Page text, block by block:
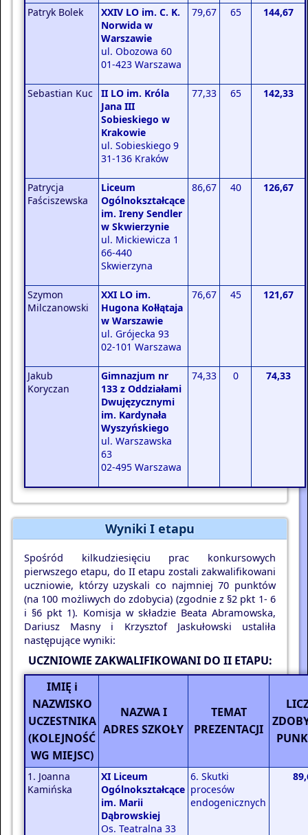
Patryk Bolek
XXIV LO im. C. K.
Norwida w
Warszawie
ul. Obozowa 60
01-423 Warszawa
79,67 65 144,67
Sebastian Kuc
II LO im. Króla
Jana III
Sobieskiego w
Krakowie
ul. Sobieskiego 9
31-136 Kraków
77,33 65 142,33
Patrycja
Faściszewska
Liceum
Ogólnokształcące
im. Ireny Sendler
w Skwierzynie
ul. Mickiewicza 1
66-440
Skwierzyna
86,67 40 126,67
Szymon
Milczanowski
XXI LO im.
Hugona Kołłątaja
w Warszawie
ul. Grójecka 93
02-101 Warszawa
76,67 45 121,67
Jakub
Koryczan
Gimnazjum nr
133 z Oddziałami
Dwujęzycznymi
im. Kardynała
Wyszyńskiego
ul. Warszawska
63
02-495 Warszawa
74,33 0 74,33
Wyniki I etapu
Spośród kilkudziesięciu prac konkursowych
pierwszego etapu, do II etapu zostali zakwalifikowani
uczniowie, którzy uzyskali co najmniej 70 punktów
(na 100 możliwych do zdobycia) (zgodnie z §2 pkt 1- 6
i §6 pkt 1). Komisja w składzie Beata Abramowska,
Dariusz Masny i Krzysztof Jaskułowski ustaliła
następujące wyniki:
UCZNIOWIE ZAKWALIFIKOWANI DO II ETAPU:
IMIĘ i
NAZWISKO
UCZESTNIKA
(KOLEJNOŚĆ
WG MIEJSC)
NAZWA I
ADRES SZKOŁY
TEMAT
PREZENTACJI
1. Joanna
Kamińska
XI Liceum
Ogólnokształcące
im. Marii
Dąbrowskiej
Os. Teatralna 33
6. Skutki
procesów
endogenicznych